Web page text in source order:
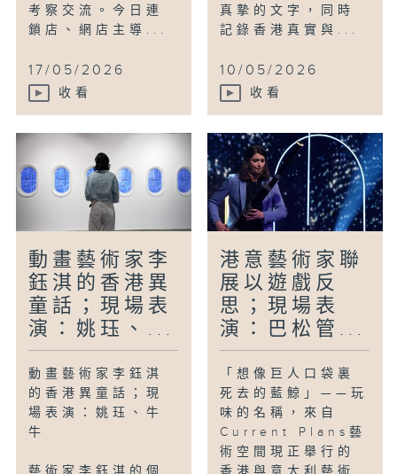
考察交流。今日連
鎖店、網店主導...
17/05/2026
收看
真摯的文字，同時
記錄香港真實與...
10/05/2026
收看
動畫藝術家李
鈺淇的香港異
童話；現場表
演：姚珏、...
動畫藝術家李鈺淇
的香港異童話；現
場表演：姚珏、牛
牛
港意藝術家聯
展以遊戲反
思；現場表
演：巴松管...
「想像巨人口袋裏
死去的藍鯨」——玩
味的名稱，來自
Current Plans藝
術空間現正舉行的